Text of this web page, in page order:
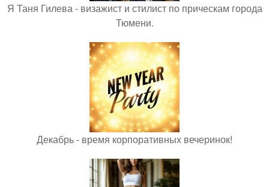
Я Таня Гилева - визажист и стилист по прическам города
Тюмени.
Декабрь - время корпоративных вечеринок!